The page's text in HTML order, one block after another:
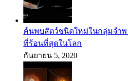
ค้นพบสัตว์ชนิดใหม่ในกลุ่มจำพ
ที่ร้อนที่สุดในโลก
กันยายน 5, 2020